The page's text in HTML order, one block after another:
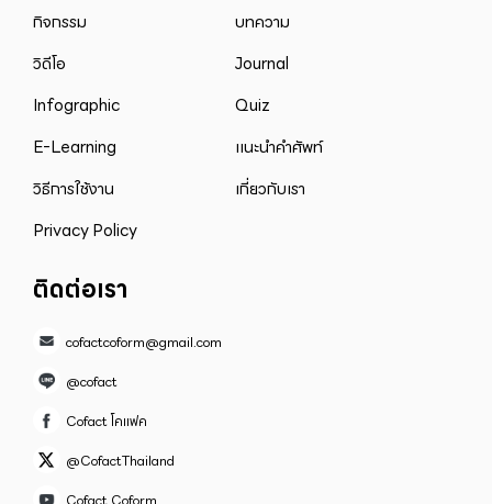
กิจกรรม
บทความ
วิดีโอ
Journal
Infographic
Quiz
E-Learning
แนะนำคำศัพท์
วิธีการใช้งาน
เกี่ยวกับเรา
Privacy Policy
ติดต่อเรา
cofactcoform@gmail.com
@cofact
Cofact โคแฟค
@CofactThailand